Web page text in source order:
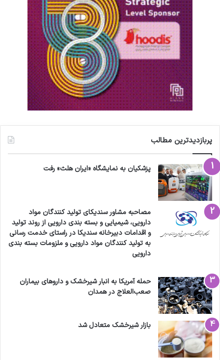
پربازدیدترین مطالب
پزشکیان به نمایشگاه «ایران هلث» رفت
مصاحبه مشاور سندیکای تولید کنندگان مواد
دارویی، شیمیایی و بسته بندی دارویی از روند تولید
و اقدامات دبیرخانه سندیکا در راستای خدمت رسانی
به تولید کنندگان مواد دارویی و ملزومات بسته بندی
دارویی
حمله آمریکا به انبار شیرخشک و داروهای بیماران
صعب‌العلاج در همدان
بازار شیرخشک متعادل شد